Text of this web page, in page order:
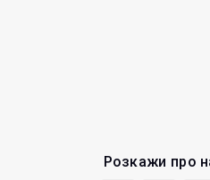
Розкажи про